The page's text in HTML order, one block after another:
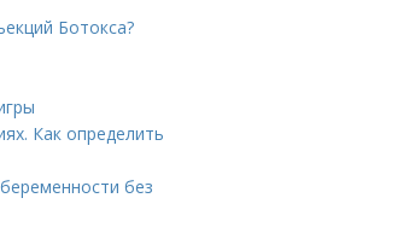
Ботокса?
Как определить
без